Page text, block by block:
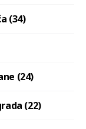
(34)
(24)
(22)